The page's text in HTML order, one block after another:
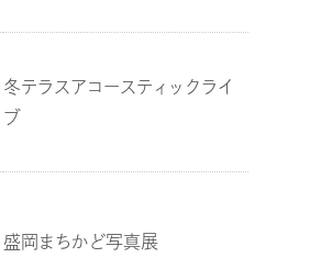
冬テラスアコースティックライ
ブ
盛岡まちかど写真展